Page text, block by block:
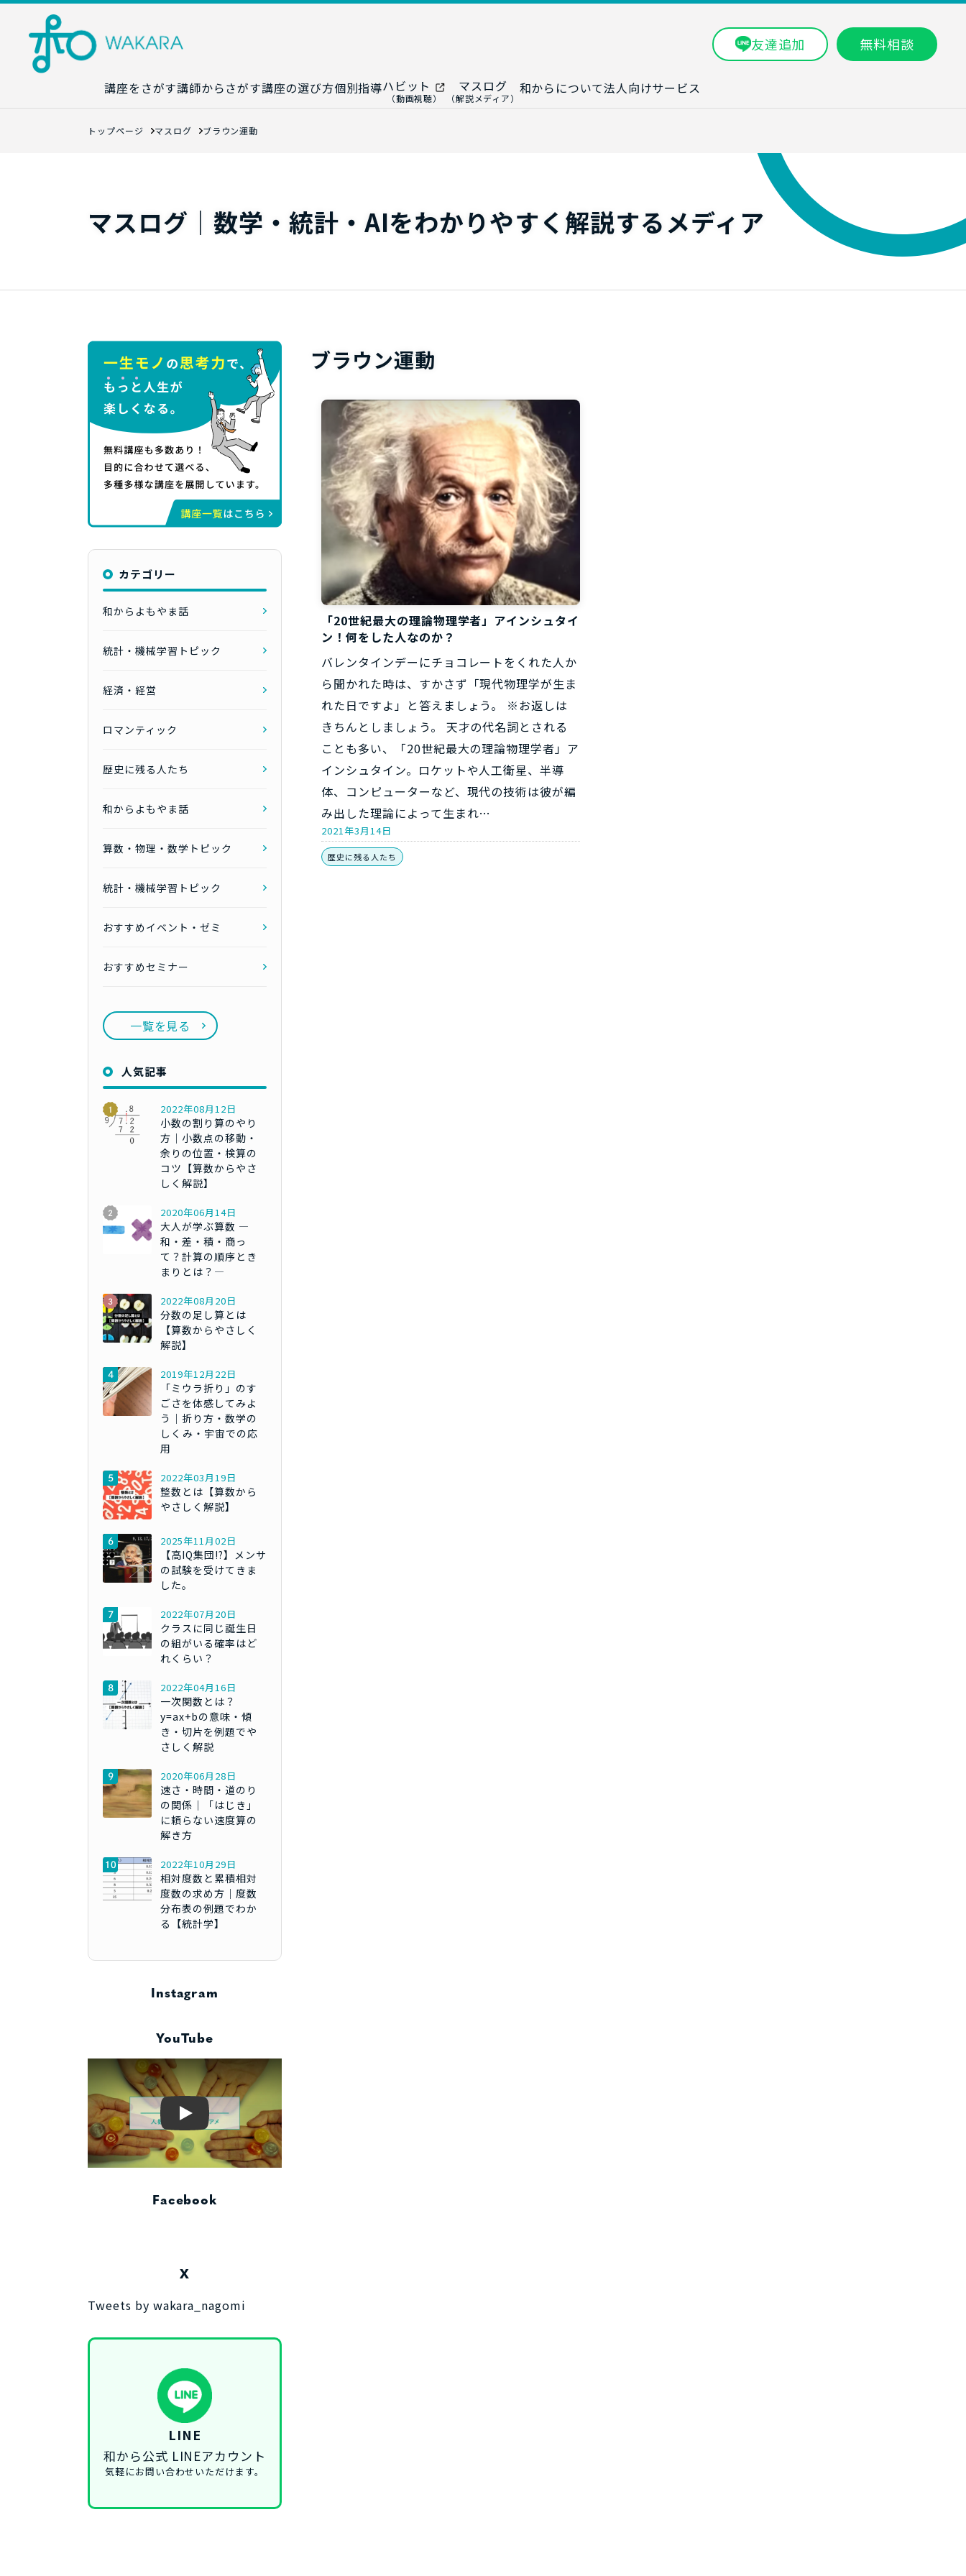
友達追加 無料相談
講座をさがす講師からさがす講座の選び方
講座カレンダー
数学講座マップ
個別指導
和からジュニア
（小・中学生）
ハビット
（動画視聴）
マスログ
（解説メディア）
和からについて法人向けサービス
修
AI顧問サービス
トップページ マスログ ブラウン運動
マスログ｜数学・統計・AIをわかりやすく解説するメディア
ブラウン運動
「20世紀最大の理論物理学者」アインシュタイ
ン！何をした人なのか？
バレンタインデーにチョコレートをくれた人か
ら聞かれた時は、すかさず「現代物理学が生ま
れた日ですよ」と答えましょう。 ※お返しは
きちんとしましょう。 天才の代名詞とされる
ことも多い、「20世紀最大の理論物理学者」ア
インシュタイン。ロケットや人工衛星、半導
体、コンピューターなど、現代の技術は彼が編
み出した理論によって生まれ…
2021年3月14日
歴史に残る人たち
カテゴリー
和からよもやま話
統計・機械学習トピック
経済・経営
ロマンティック
歴史に残る人たち
和からよもやま話
算数・物理・数学トピック
統計・機械学習トピック
おすすめイベント・ゼミ
おすすめセミナー
一覧を見る
人気記事
2022年08月12日
小数の割り算のやり
方｜小数点の移動・
余りの位置・検算の
コツ【算数からやさ
しく解説】
2020年06月14日
大人が学ぶ算数 ―
和・差・積・商っ
て？計算の順序とき
まりとは？―
2022年08月20日
分数の足し算とは
【算数からやさしく
解説】
2019年12月22日
「ミウラ折り」のす
ごさを体感してみよ
う｜折り方・数学の
しくみ・宇宙での応
用
2022年03月19日
整数とは【算数から
やさしく解説】
2025年11月02日
【高IQ集団!?】メンサ
の試験を受けてきま
した。
2022年07月20日
クラスに同じ誕生日
の組がいる確率はど
れくらい？
2022年04月16日
一次関数とは？
y=ax+bの意味・傾
き・切片を例題でや
さしく解説
2020年06月28日
速さ・時間・道のり
の関係｜「はじき」
に頼らない速度算の
解き方
2022年10月29日
相対度数と累積相対
度数の求め方｜度数
分布表の例題でわか
る【統計学】
Instagram
YouTube
Play
Facebook
X
Tweets by wakara_nagomi
LINE
和から公式 LINEアカウント
気軽にお問い合わせいただけます。